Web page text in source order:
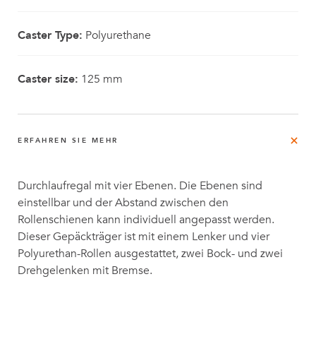
Caster Type: Polyurethane
Caster size: 125 mm
ERFAHREN SIE MEHR
Durchlaufregal mit vier Ebenen. Die Ebenen sind
einstellbar und der Abstand zwischen den
Rollenschienen kann individuell angepasst werden.
Dieser Gepäckträger ist mit einem Lenker und vier
Polyurethan-Rollen ausgestattet, zwei Bock- und zwei
Drehgelenken mit Bremse.